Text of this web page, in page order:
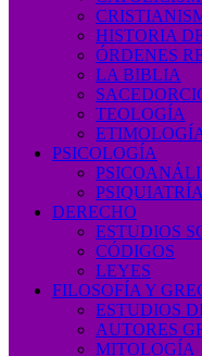
HISTORIA
ÓRDENES
LA BIBLIA
TEOLOGÍA
PSICOLOGÍA
PSIQUIATRÍA
DERECHO
ESTUDIOS
CÓDIGOS
LEYES
FILOSOFÍA Y
ESTUDIOS
AUTORES
MITOLOGÍA